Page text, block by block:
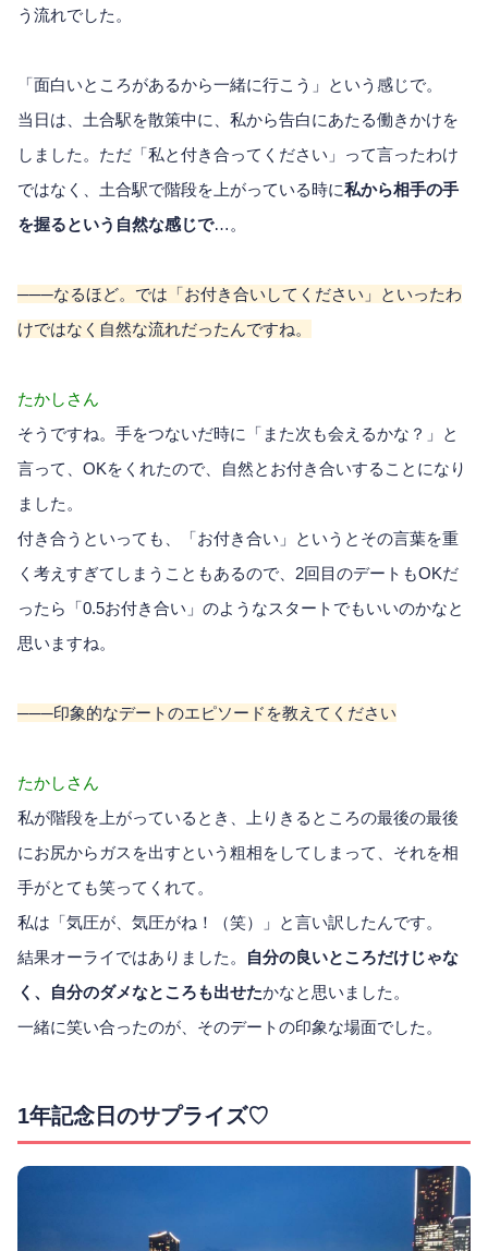
う流れでした。
「面白いところがあるから一緒に行こう」という感じで。
当日は、土合駅を散策中に、私から告白にあたる働きかけを
しました。ただ「私と付き合ってください」って言ったわけ
ではなく、土合駅で階段を上がっている時に私から相手の手
を握るという自然な感じで…。
───なるほど。では「お付き合いしてください」といったわ
けではなく自然な流れだったんですね。
たかしさん
そうですね。手をつないだ時に「また次も会えるかな？」と
言って、OKをくれたので、自然とお付き合いすることになり
ました。
付き合うといっても、「お付き合い」というとその言葉を重
く考えすぎてしまうこともあるので、2回目のデートもOKだ
ったら「0.5お付き合い」のようなスタートでもいいのかなと
思いますね。
───印象的なデートのエピソードを教えてください
たかしさん
私が階段を上がっているとき、上りきるところの最後の最後
にお尻からガスを出すという粗相をしてしまって、それを相
手がとても笑ってくれて。
私は「気圧が、気圧がね！（笑）」と言い訳したんです。
結果オーライではありました。
自分の良いところだけじゃな
く、自分のダメなところも出せたかなと思いました。
一緒に笑い合ったのが、そのデートの印象な場面でした。
1年記念日のサプライズ♡